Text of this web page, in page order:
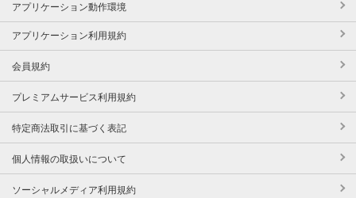
アプリケーション動作環境
アプリケーション利用規約
会員規約
プレミアムサービス利用規約
特定商法取引に基づく表記
個人情報の取扱いについて
ソーシャルメディア利用規約